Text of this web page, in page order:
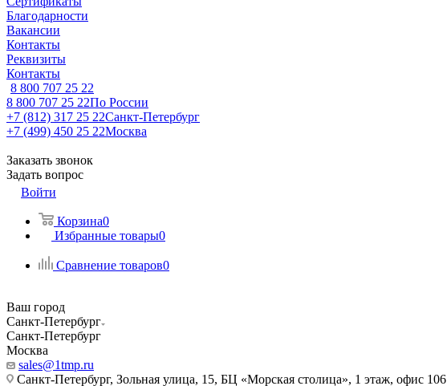
Благодарности
Вакансии
Контакты
Реквизиты
Контакты
8 800 707 25 22
8 800 707 25 22По России
+7 (812) 317 25 22Санкт-Петербург
+7 (499) 450 25 22Москва
Заказать звонок
Задать вопрос
Войти
Корзина0
Избранные товары0
Сравнение товаров0
Ваш город
Санкт-Петербург
Санкт-Петербург
Москва
sales@1tmp.ru
Санкт-Петербург, Зольная улица, 15, БЦ «Морская столица», 1 этаж, офис 106